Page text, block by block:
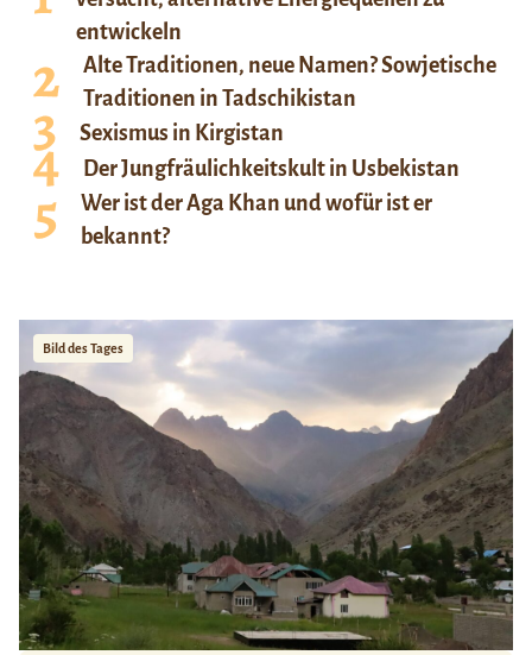
entwickeln
Alte Traditionen, neue Namen? Sowjetische
Traditionen in Tadschikistan
Sexismus in Kirgistan
Der Jungfräulichkeitskult in Usbekistan
Wer ist der Aga Khan und wofür ist er
bekannt?
Bild des Tages